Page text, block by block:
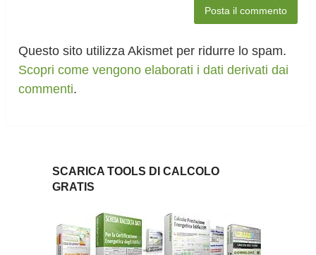
Questo sito utilizza Akismet per ridurre lo spam.
Scopri come vengono elaborati i dati derivati dai
commenti.
SCARICA TOOLS DI CALCOLO
GRATIS